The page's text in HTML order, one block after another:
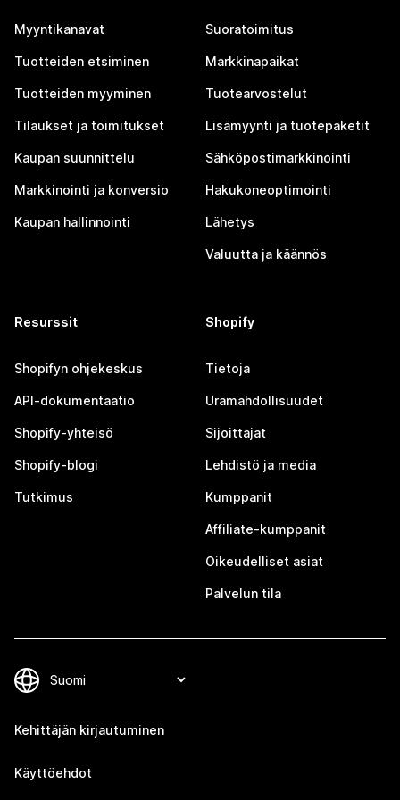
Myyntikanavat
Tuotteiden etsiminen
Tuotteiden myyminen
Tilaukset ja toimitukset
Kaupan suunnittelu
Markkinointi ja konversio
Kaupan hallinnointi
Suoratoimitus
Markkinapaikat
Tuotearvostelut
Lisämyynti ja tuotepaketit
Sähköpostimarkkinointi
Hakukoneoptimointi
Lähetys
Valuutta ja käännös
Resurssit
Shopifyn ohjekeskus
API-dokumentaatio
Shopify-yhteisö
Shopify-blogi
Tutkimus
Shopify
Tietoja
Uramahdollisuudet
Sijoittajat
Lehdistö ja media
Kumppanit
Affiliate-kumppanit
Oikeudelliset asiat
Palvelun tila
Kehittäjän kirjautuminen
Käyttöehdot